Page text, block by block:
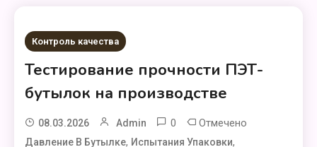
Контроль качества
Тестирование прочности ПЭТ-
бутылок на производстве
08.03.2026 Admin 0 Отмечено
Давление В Бутылке, Испытания Упаковки,